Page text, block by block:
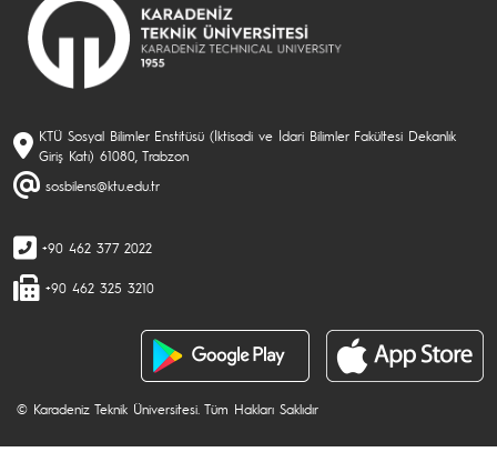
KTÜ Sosyal Bilimler Enstitüsü (İktisadi ve İdari Bilimler Fakültesi Dekanlık
Giriş Katı) 61080, Trabzon
sosbilens@ktu.edu.tr
+90 462 377 2022
+90 462 325 3210
© Karadeniz Teknik Üniversitesi. Tüm Hakları Saklıdır